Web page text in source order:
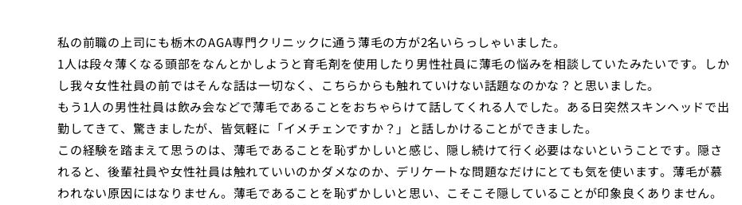
私の前職の上司にも栃木のAGA専門クリニックに通う薄毛の方が2名いらっしゃいました。
1人は段々薄くなる頭部をなんとかしようと育毛剤を使用したり男性社員に薄毛の悩みを相談していたみたいです。しか
し我々女性社員の前ではそんな話は一切なく、こちらからも触れていけない話題なのかな？と思いました。
もう1人の男性社員は飲み会などで薄毛であることをおちゃらけて話してくれる人でした。ある日突然スキンヘッドで出
勤してきて、驚きましたが、皆気軽に「イメチェンですか？」と話しかけることができました。
この経験を踏まえて思うのは、薄毛であることを恥ずかしいと感じ、隠し続けて行く必要はないということです。隠さ
れると、後輩社員や女性社員は触れていいのかダメなのか、デリケートな問題なだけにとても気を使います。薄毛が慕
われない原因にはなりません。薄毛であることを恥ずかしいと思い、こそこそ隠していることが印象良くありません。